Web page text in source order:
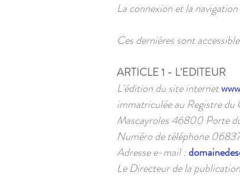
La connexion et la
Ces dernières sont
ARTICLE 1 - L'EDITEUR
L'édition du site internet
immatriculée au Registre
Mascayroles 46800 Porte
Numéro de téléphone
Adresse e-mail :
Le Directeur de la